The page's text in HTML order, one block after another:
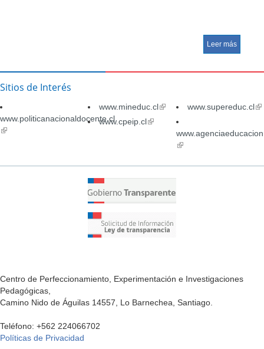
Leer más
Sitios de Interés
www.politicanacionaldocente.cl
(link
www.mineduc.cl(link
external)
www.supereduc.cl
www.cpeip.cl(link
external)(link
external)
Centro de Perfeccionamiento, Experimentación e Investigaciones
Pedagógicas,
Camino Nido de Águilas 14557, Lo Barnechea, Santiago.
Teléfono: +562 224066702
Políticas de Privacidad